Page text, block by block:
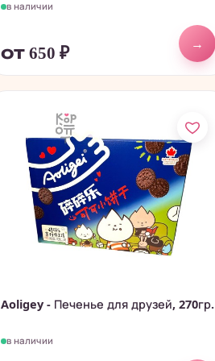
в наличии
от 650 ₽
→
Aoligey - Печенье для друзей, 270гр.
в наличии